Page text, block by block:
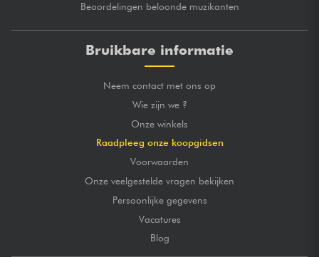
Beoordelingen beloonde muzikanten
Bruikbare informatie
Neem contact met ons op
Wie zijn we ?
Onze winkels
Raadpleeg onze koopgidsen
Voorwaarden
Onze veelgestelde vragen bekijken
Persoonlijke gegevens
Vacatures
Blog